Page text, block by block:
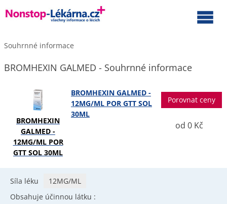
Souhrnné informace
BROMHEXIN GALMED - Souhrnné informace
BROMHEXIN
GALMED -
12MG/ML POR
GTT SOL 30ML
BROMHEXIN GALMED -
12MG/ML POR GTT SOL
30ML
Porovnat ceny
od 0 Kč
Síla léku
12MG/ML
Obsahuje účinnou látku :